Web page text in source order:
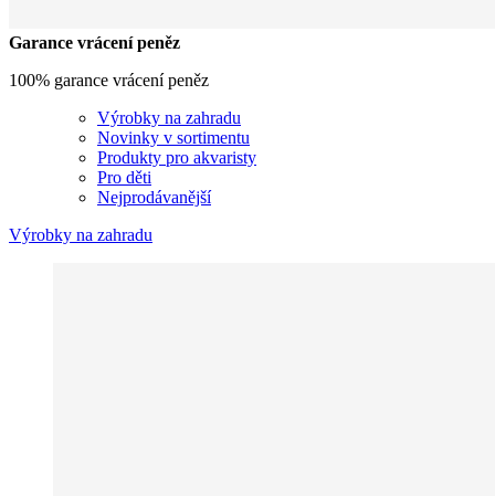
Garance vrácení peněz
100% garance vrácení peněz
Výrobky na zahradu
Novinky v sortimentu
Produkty pro akvaristy
Pro děti
Nejprodávanější
Výrobky na zahradu